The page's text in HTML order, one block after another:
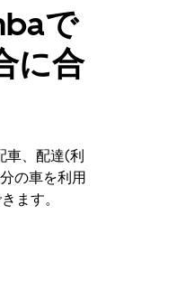
で
に合
車、配達(利
の車を利用
ます。